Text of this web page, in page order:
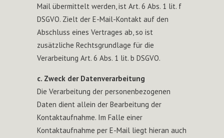
Mail übermittelt werden, ist Art. 6 Abs. 1 lit. f
DSGVO. Zielt der E-Mail-Kontakt auf den
Abschluss eines Vertrages ab, so ist
zusätzliche Rechtsgrundlage für die
Verarbeitung Art. 6 Abs. 1 lit. b DSGVO.
c. Zweck der Datenverarbeitung
Die Verarbeitung der personenbezogenen
Daten dient allein der Bearbeitung der
Kontaktaufnahme. Im Falle einer
Kontaktaufnahme per E-Mail liegt hieran auch